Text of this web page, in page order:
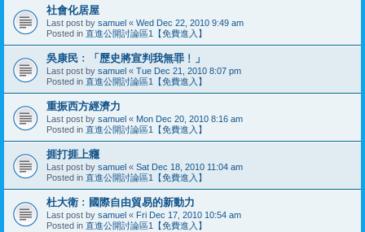
社會化居屋
Last post by samuel « Wed Dec 22, 2010 9:49 am
Posted in 直進公開討論區1【免費進入】
吳康民﹕「歷史將宣判我無罪﹗」
Last post by samuel « Tue Dec 21, 2010 8:07 pm
Posted in 直進公開討論區1【免費進入】
重振西方經濟力
Last post by samuel « Mon Dec 20, 2010 8:16 am
Posted in 直進公開討論區1【免費進入】
捱打捱上癮
Last post by samuel « Sat Dec 18, 2010 11:04 am
Posted in 直進公開討論區1【免費進入】
杜大衛﹕國際自由貿易的新動力
Last post by samuel « Fri Dec 17, 2010 10:54 am
Posted in 直進公開討論區1【免費進入】